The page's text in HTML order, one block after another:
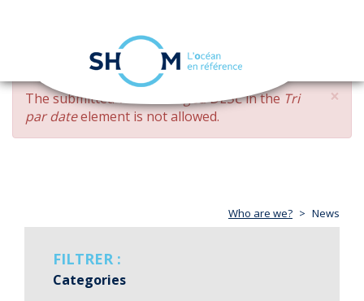
Skip
main
content
navigation
×
ERROR
MESSAGE
The submitted value changed DESCin the Tri
par dateelement is not allowed.
Who are we? News
FILTRER :
Categories